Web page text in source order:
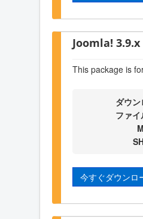
Joomla!
This package is
ダウ
ファ
今すぐダウンロ